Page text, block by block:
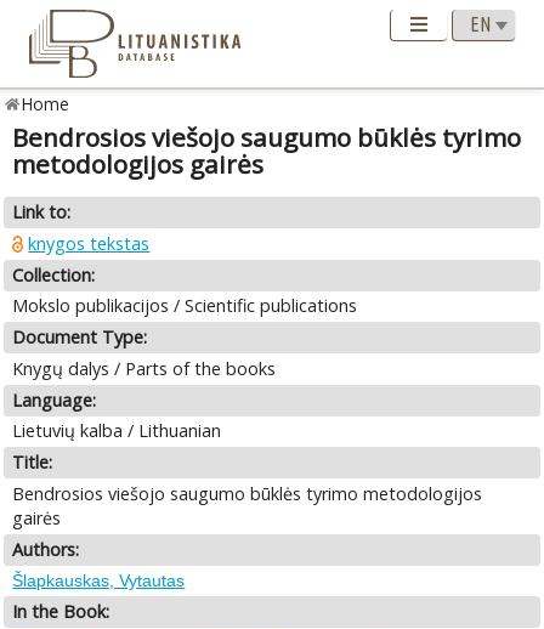
Home
Bendrosios viešojo saugumo būklės tyrimo
metodologijos gairės
Link to:
knygos tekstas
Collection:
Mokslo publikacijos / Scientific publications
Document Type:
Knygų dalys / Parts of the books
Language:
Lietuvių kalba / Lithuanian
Title:
Bendrosios viešojo saugumo būklės tyrimo metodologijos
gairės
Authors:
Šlapkauskas, Vytautas
In the Book: